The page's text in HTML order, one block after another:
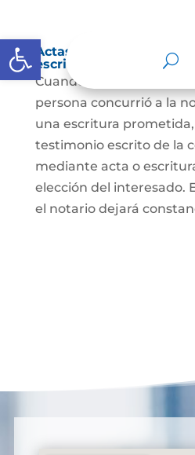
Abrir barra de herramientas
Actas de
escritura pública
Cuando se trate de
persona concurrió a la
una escritura
testimonio escrito de la
mediante acta o
elección del interesado.
el notario dejará